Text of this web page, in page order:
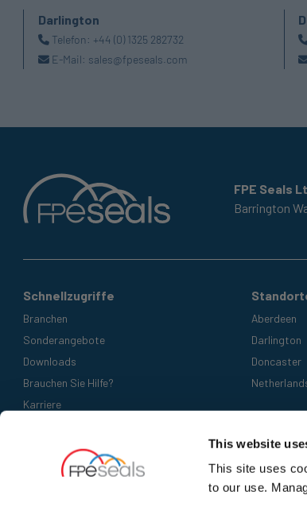
This website
This site uses
to our use.
Darlington
Telefon: +44 (0) 1325 282732
E-Mail: sales@fpeseals.com
FPE Seals
Barrington
Schnellzugriffe
Branchen
Sonderangebote
Downloads
Brauchen Sie Hilfe?
Karriere
Aberdeen
Darlington
Doncaster
Akzeptierte Zahlungsmethoden